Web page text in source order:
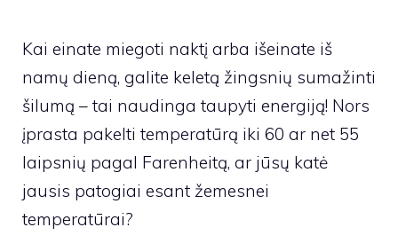
Kai einate miegoti naktį arba išeinate iš
namų dieną, galite keletą žingsnių sumažinti
šilumą – tai naudinga taupyti energiją! Nors
įprasta pakelti temperatūrą iki 60 ar net 55
laipsnių pagal Farenheitą, ar jūsų katė
jausis patogiai esant žemesnei
temperatūrai?